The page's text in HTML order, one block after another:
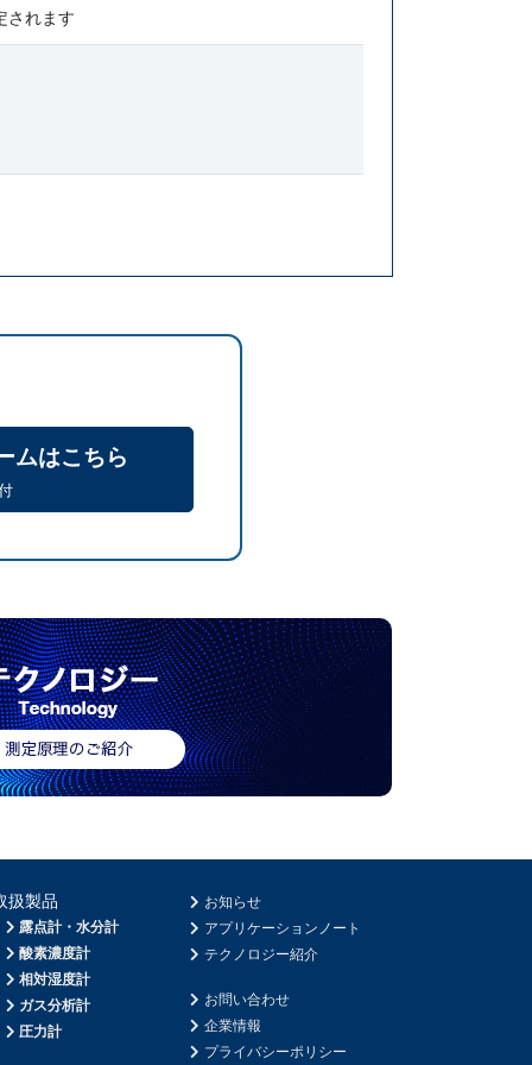
れます
ムはこちら
扱製品
露点計・水分計
酸素濃度計
相対湿度計
ガス分析計
圧力計
お知らせ
アプリケーションノート
テクノロジー紹介
お問い合わせ
企業情報
プライバシーポリシー